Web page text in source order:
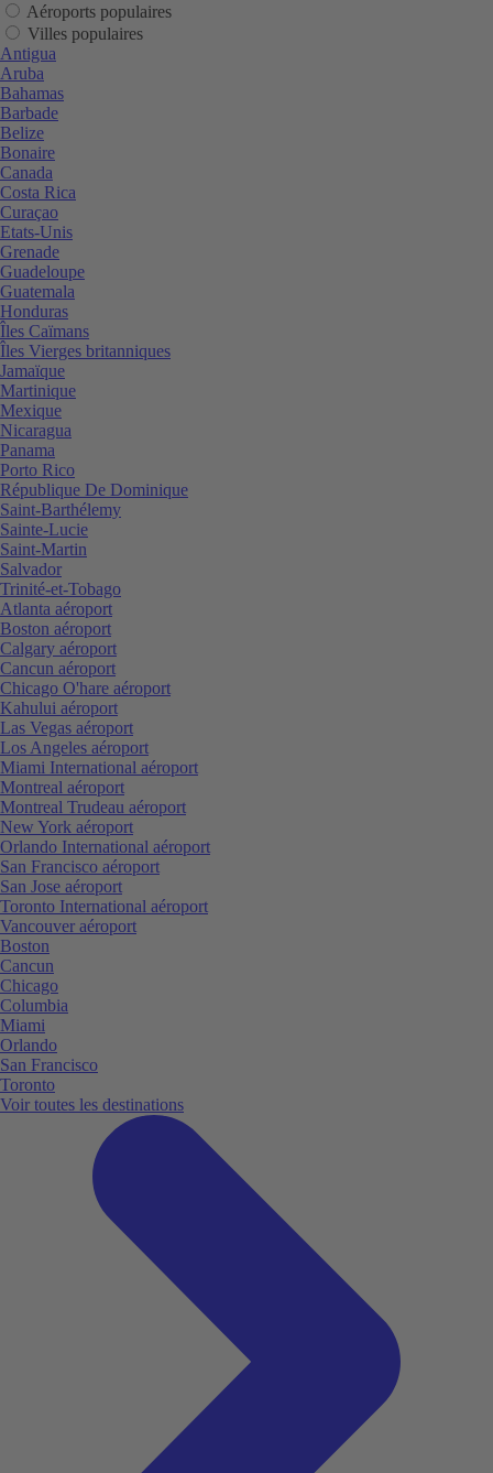
Aéroports populaires
Villes populaires
Antigua
Aruba
Bahamas
Barbade
Belize
Bonaire
Canada
Costa Rica
Curaçao
Etats-Unis
Grenade
Guadeloupe
Guatemala
Honduras
Îles Caïmans
Îles Vierges britanniques
Jamaïque
Martinique
Mexique
Nicaragua
Panama
Porto Rico
République De Dominique
Saint-Barthélemy
Sainte-Lucie
Saint-Martin
Salvador
Trinité-et-Tobago
Atlanta aéroport
Boston aéroport
Calgary aéroport
Cancun aéroport
Chicago O'hare aéroport
Kahului aéroport
Las Vegas aéroport
Los Angeles aéroport
Miami International aéroport
Montreal aéroport
Montreal Trudeau aéroport
New York aéroport
Orlando International aéroport
San Francisco aéroport
San Jose aéroport
Toronto International aéroport
Vancouver aéroport
Boston
Cancun
Chicago
Columbia
Miami
Orlando
San Francisco
Toronto
Voir toutes les destinations